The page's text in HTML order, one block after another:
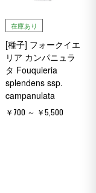
在庫あり
[種子] フォークイエ
リア カンパニュラ
タ Fouquieria
splendens ssp.
campanulata
￥700 ～ ￥5,500